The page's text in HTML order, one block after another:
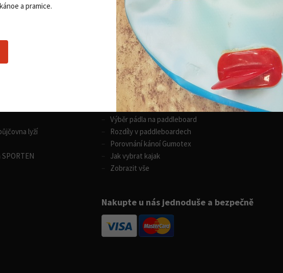
více
lyží
Nákupní rádce
Vodní sporty
Výběr pádla na paddleboard
Rozdíly v paddleboardech
Porovnání kánoí Gumotex
Jak vybrat kajak
Zobrazit vše
Nakupte u nás jednoduše a bezpečně
a pramice.